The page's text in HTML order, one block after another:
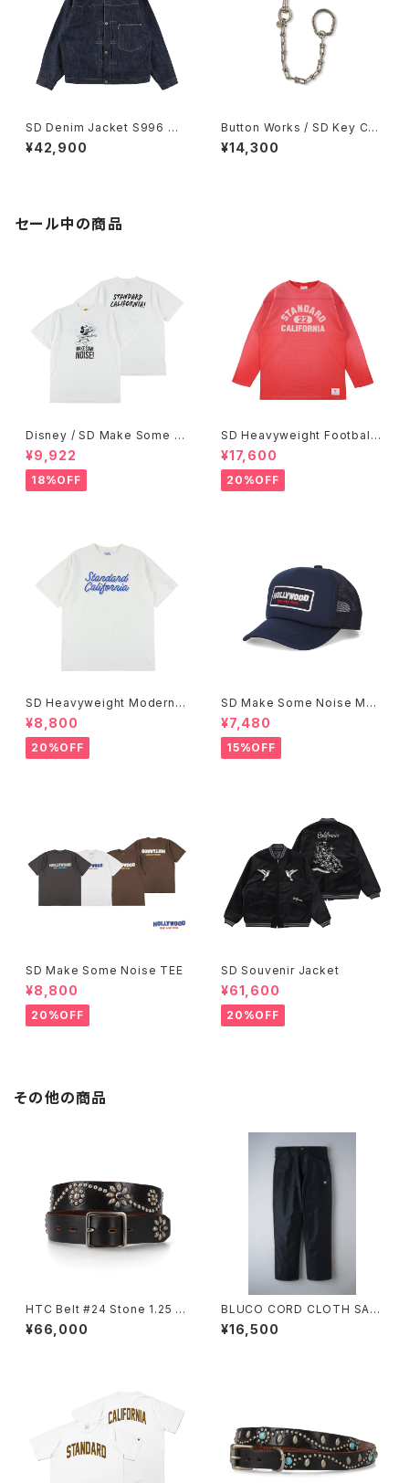
SD Denim Jacket S996 W
W II OW
¥42,900
Button Works / SD Key Cha
in
¥14,300
セール中の商品
Disney / SD Make Some N
oise T
¥9,922
18%OFF
SD Heavyweight Football
Logo LS T VW
¥17,600
20%OFF
SD Heavyweight Modern T
wist Signs Logo T
¥8,800
20%OFF
SD Make Some Noise Mes
h Cap
¥7,480
15%OFF
SD Make Some Noise TEE
¥8,800
20%OFF
SD Souvenir Jacket
¥61,600
20%OFF
その他の商品
HTC Belt #24 Stone 1.25 W
ith End
¥66,000
BLUCO CORD CLOTH SAIL
OR WORK PANTS
¥16,500